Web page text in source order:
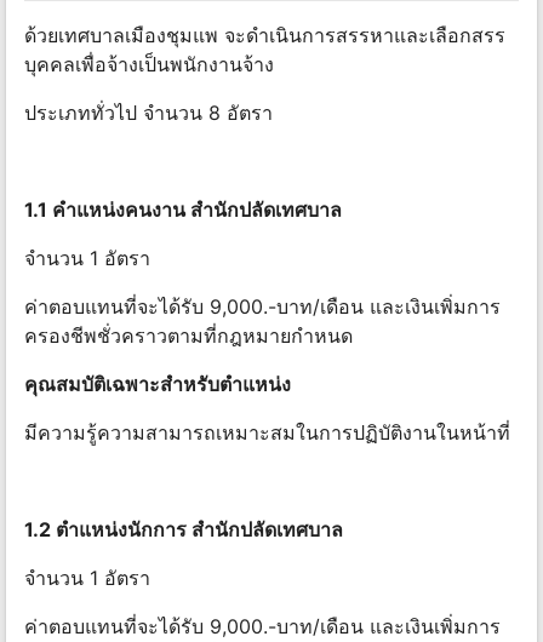
ด้วยเทศบาลเมืองชุมแพ จะดําเนินการสรรหาและเลือกสรร
บุคคลเพื่อจ้างเป็นพนักงานจ้าง
ประเภททั่วไป จํานวน 8 อัตรา
1.1 คําแหน่งคนงาน สํานักปลัดเทศบาล
จำนวน 1 อัตรา
ค่าตอบแทนที่จะได้รับ 9,000.-บาท/เดือน และเงินเพิ่มการ
ครองชีพชั่วคราวตามที่กฎหมายกําหนด
คุณสมบัติเฉพาะสําหรับตําแหน่ง
มีความรู้ความสามารถเหมาะสมในการปฏิบัติงานในหน้าที่
1.2 ตําแหน่งนักการ สํานักปลัดเทศบาล
จำนวน 1 อัตรา
ค่าตอบแทนที่จะได้รับ 9,000.-บาท/เดือน และเงินเพิ่มการ